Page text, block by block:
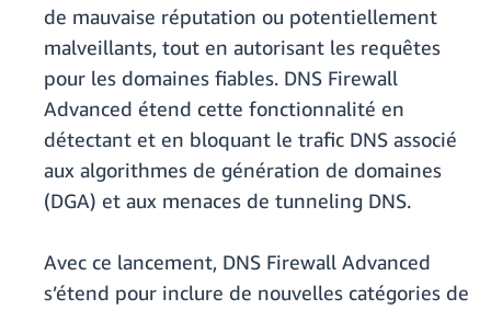
de mauvaise réputation ou potentiellement
malveillants, tout en autorisant les requêtes
pour les domaines fiables. DNS Firewall
Advanced étend cette fonctionnalité en
détectant et en bloquant le trafic DNS associé
aux algorithmes de génération de domaines
(DGA) et aux menaces de tunneling DNS.
Avec ce lancement, DNS Firewall Advanced
s’étend pour inclure de nouvelles catégories de